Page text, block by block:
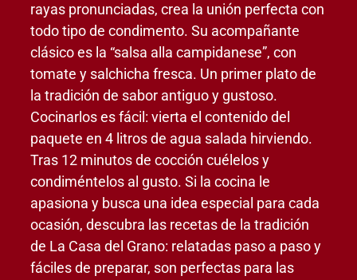
rayas pronunciadas, crea la unión perfecta con
todo tipo de condimento. Su acompañante
clásico es la “salsa alla campidanese”, con
tomate y salchicha fresca. Un primer plato de
la tradición de sabor antiguo y gustoso.
Cocinarlos es fácil: vierta el contenido del
paquete en 4 litros de agua salada hirviendo.
Tras 12 minutos de cocción cuélelos y
condiméntelos al gusto. Si la cocina le
apasiona y busca una idea especial para cada
ocasión, descubra las recetas de la tradición
de La Casa del Grano: relatadas paso a paso y
fáciles de preparar, son perfectas para las